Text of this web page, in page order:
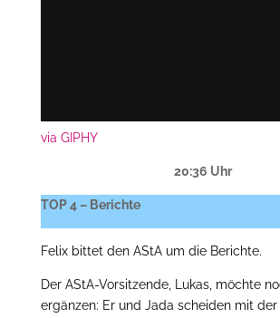
via GIPHY
20:36 Uhr
TOP 4 – Berichte
Felix bittet den AStA um die Berichte.
Der AStA-Vorsitzende, Lukas, möchte
ergänzen: Er und Jada scheiden mit